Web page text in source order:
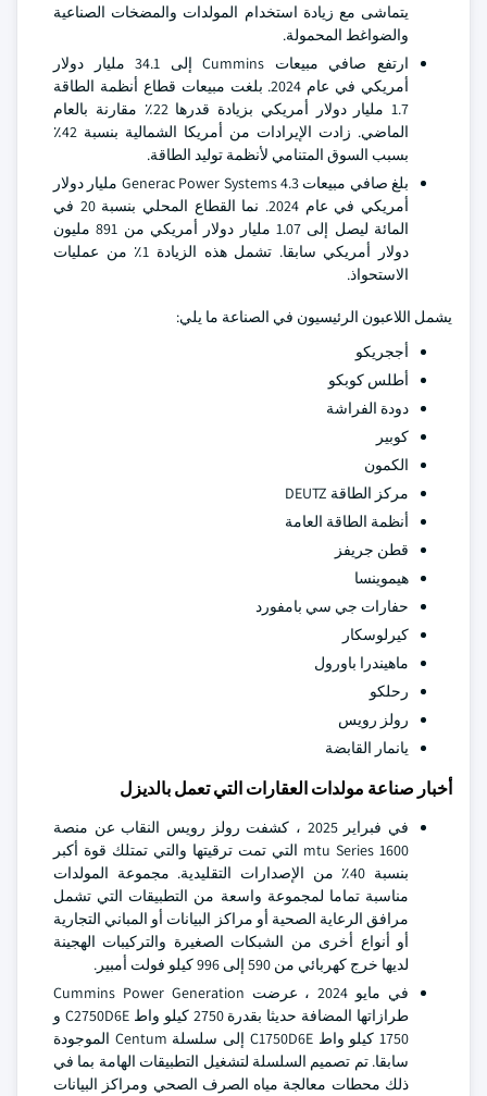
يتماشى مع زيادة استخدام المولدات والمضخات الصناعية
والضواغط المحمولة.
ارتفع صافي مبيعات Cummins إلى 34.1 مليار دولار
أمريكي في عام 2024. بلغت مبيعات قطاع أنظمة الطاقة
1.7 مليار دولار أمريكي بزيادة قدرها 22٪ مقارنة بالعام
الماضي. زادت الإيرادات من أمريكا الشمالية بنسبة 42٪
بسبب السوق المتنامي لأنظمة توليد الطاقة.
بلغ صافي مبيعات Generac Power Systems 4.3 مليار دولار
أمريكي في عام 2024. نما القطاع المحلي بنسبة 20 في
المائة ليصل إلى 1.07 مليار دولار أمريكي من 891 مليون
دولار أمريكي سابقا. تشمل هذه الزيادة 1٪ من عمليات
الاستحواذ.
يشمل اللاعبون الرئيسيون في الصناعة ما يلي:
أججريكو
أطلس كوبكو
دودة الفراشة
كوبير
الكمون
مركز الطاقة DEUTZ
أنظمة الطاقة العامة
قطن جريفز
هيموينسا
حفارات جي سي بامفورد
كيرلوسكار
ماهيندرا باورول
رحلكو
رولز رويس
يانمار القابضة
أخبار صناعة مولدات العقارات التي تعمل بالديزل
في فبراير 2025 ، كشفت رولز رويس النقاب عن منصة
mtu Series 1600 التي تمت ترقيتها والتي تمتلك قوة أكبر
بنسبة 40٪ من الإصدارات التقليدية. مجموعة المولدات
مناسبة تماما لمجموعة واسعة من التطبيقات التي تشمل
مرافق الرعاية الصحية أو مراكز البيانات أو المباني التجارية
أو أنواع أخرى من الشبكات الصغيرة والتركيبات الهجينة
لديها خرج كهربائي من 590 إلى 996 كيلو فولت أمبير.
في مايو 2024 ، عرضت Cummins Power Generation
طرازاتها المضافة حديثا بقدرة 2750 كيلو واط C2750D6E و
1750 كيلو واط C1750D6E إلى سلسلة Centum الموجودة
سابقا. تم تصميم السلسلة لتشغيل التطبيقات الهامة بما في
ذلك محطات معالجة مياه الصرف الصحي ومراكز البيانات